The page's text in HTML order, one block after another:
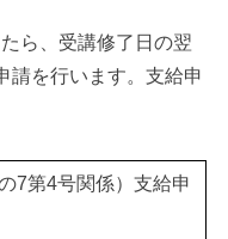
ら、受講修了日の翌
請を行います。支給申
7第4号関係）支給申